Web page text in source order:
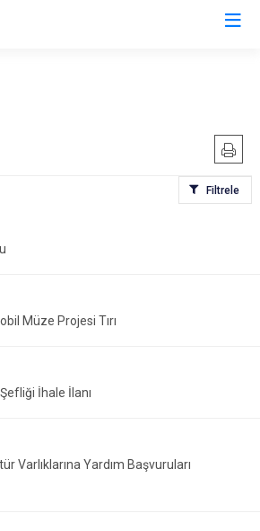
Filtrele
Müze Projesi Tırı
İhale İlanı
Varlıklarına Yardım Başvuruları